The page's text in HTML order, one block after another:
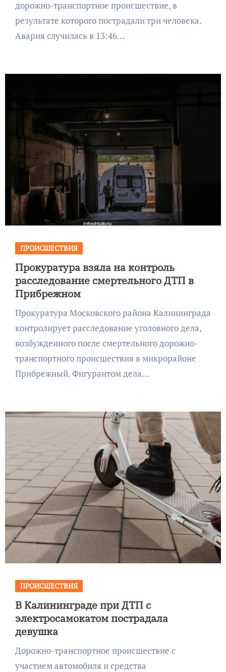
дорожно-транспортное происшествие, в
результате которого пострадали три человека.
Авария случилась в 13:46…
ПРОИСШЕСТВИЯ
Прокуратура взяла на контроль
расследование смертельного ДТП в
Прибрежном
Прокуратура Московского района Калининграда
контролирует расследование уголовного дела,
возбужденного после смертельного дорожно-
транспортного происшествия в микрорайоне
Прибрежный. Фигурантом дела…
ПРОИСШЕСТВИЯ
В Калининграде при ДТП с
электросамокатом пострадала
девушка
Дорожно-транспортное происшествие с
участием автомобиля и средства